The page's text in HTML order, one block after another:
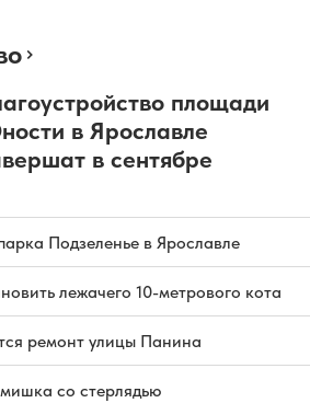
площади
в Ярославле
в сентябре
Подзеленье в Ярославле
лежачего 10-метрового кота
ремонт улицы Панина
со стерлядью